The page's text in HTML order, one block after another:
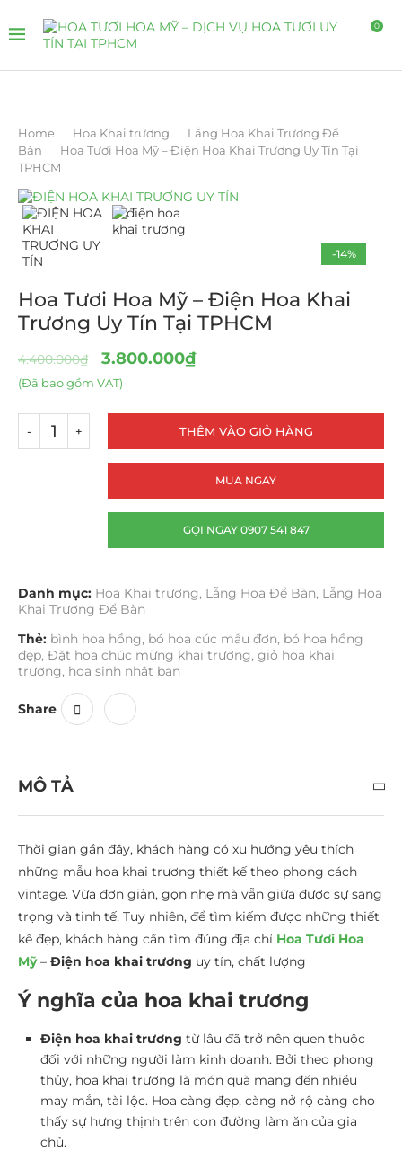
0
Home Hoa Khai trương
Lẵng Hoa Khai Trương Để
Bàn
Hoa Tươi Hoa Mỹ – Điện Hoa Khai Trương Uy Tín Tại
TPHCM
-14%
Hoa Tươi Hoa Mỹ – Điện Hoa Khai
Trương Uy Tín Tại TPHCM
4.400.000₫ 3.800.000₫
(Đã bao gồm VAT)
THÊM VÀO GIỎ HÀNG
MUA NGAY
GỌI NGAY 0907 541 847
Danh mục: Hoa Khai trương, Lẵng Hoa Để Bàn, Lẵng Hoa
Khai Trương Để Bàn
Thẻ: bình hoa hồng, bó hoa cúc mẫu đơn, bó hoa hồng
đẹp, Đặt hoa chúc mừng khai trương, giỏ hoa khai
trương, hoa sinh nhật bạn
Share
MÔ TẢ
Thời gian gần đây, khách hàng có xu hướng yêu thích
những mẫu hoa khai trương thiết kế theo phong cách
vintage. Vừa đơn giản, gọn nhẹ mà vẫn giữa được sự sang
trọng và tinh tế. Tuy nhiên, để tìm kiếm được những thiết
kế đẹp, khách hàng cần tìm đúng địa chỉ Hoa Tươi Hoa
Mỹ– Điện hoa khai trương uy tín, chất lượng
Ý nghĩa của hoa khai trương
Điện hoa khai trương từ lâu đã trở nên quen thuộc
đối với những người làm kinh doanh. Bởi theo phong
thủy, hoa khai trương là món quà mang đến nhiều
may mắn, tài lộc. Hoa càng đẹp, càng nở rộ càng cho
thấy sự hưng thịnh trên con đường làm ăn của gia
chủ.